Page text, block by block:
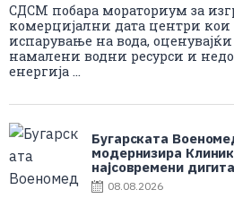
СДСМ побара мораториум за
комерцијални дата центри кои
испарување на вода,
намалени водни ресурси и
енергија ...
Бугарската
модернизира
најсовремени
08.08.2026